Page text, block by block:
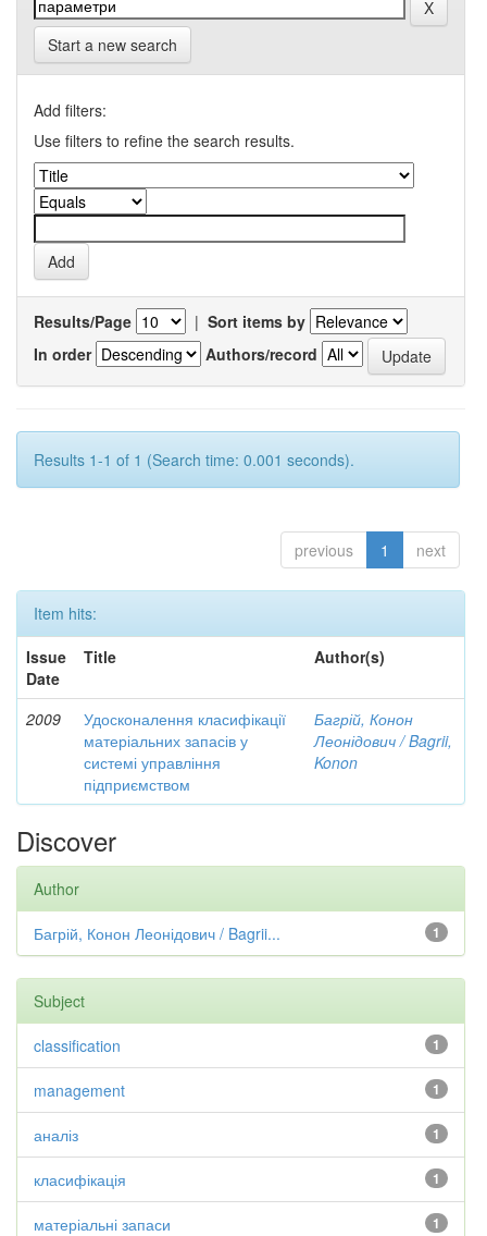
Start a new search
Add filters:
Use filters to refine the search results.
Results/Page | Sort items by
In order
Authors/record
Results 1-1 of 1 (Search time: 0.001 seconds).
previous 1 next
Item hits:
Issue
Date
Title Author(s)
2009
Удосконалення класифікації
матеріальних запасів у
системі управління
підприємством
Багрій, Конон
Леонідович / Bagrii,
Konon
Discover
Author
1
Багрій, Конон Леонідович / Bagrii...
Subject
1
classification
1
management
1
аналіз
1
класифікація
1
матеріальні запаси